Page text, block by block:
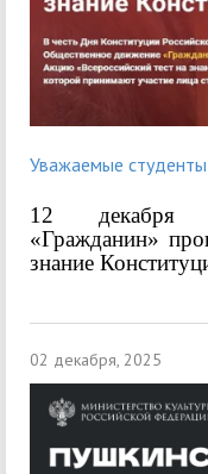
Уважаемые
12 декабря
«Гражданин»
знание
02 декабря, 2025